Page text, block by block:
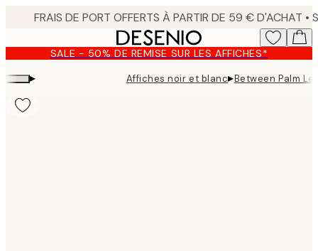
content.SALE - 50% DE REMISE SUR LES AFFICHES*
▸ Affiches noir et blanc▸Between Palm